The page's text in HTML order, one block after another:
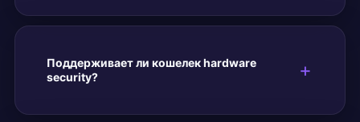
Поддерживает ли кошелек hardware
security?